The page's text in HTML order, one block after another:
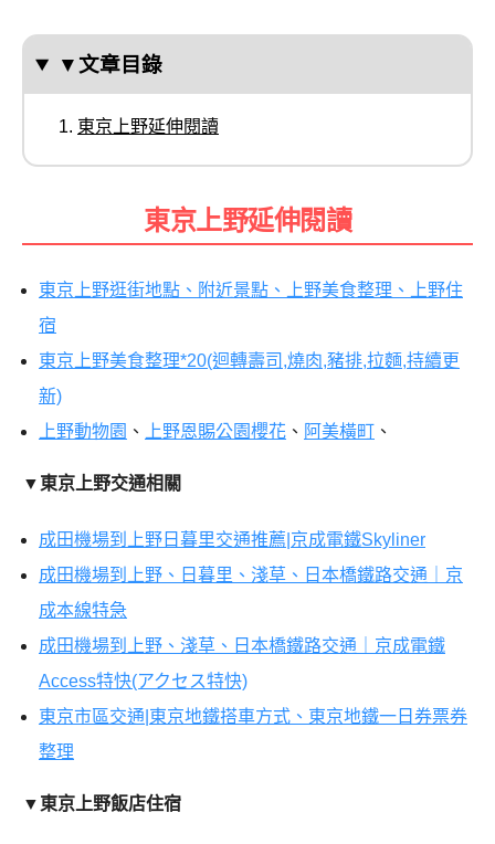
▼文章目錄
東京上野延伸閱讀
東京上野延伸閱讀
東京上野逛街地點、附近景點、上野美食整理、上野住
宿
東京上野美食整理*20(迴轉壽司,燒肉,豬排,拉麵,持續更
新)
上野動物園 、 上野恩賜公園櫻花 、 阿美橫町 、
▼ 東京上野交通相關
成田機場到上野日暮里交通推薦|京成電鐵Skyliner
成田機場到上野、日暮里、淺草、日本橋鐵路交通｜京
成本線特急
成田機場到上野、淺草、日本橋鐵路交通｜京成電鐵
Access特快(アクセス特快)
東京市區交通|東京地鐵搭車方式、東京地鐵一日券票券
整理
▼ 東京上野飯店住宿